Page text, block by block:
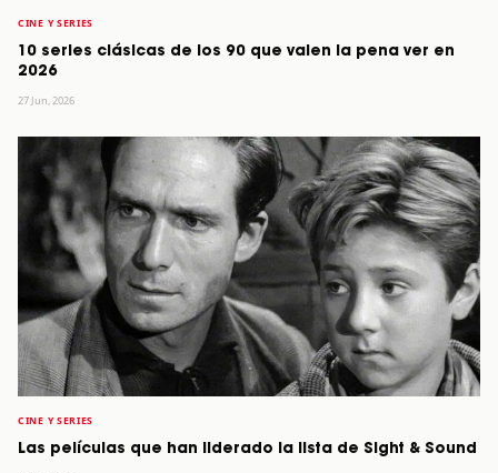
CINE Y SERIES
10 series clásicas de los 90 que valen la pena ver en
2026
27 Jun, 2026
CINE Y SERIES
Las películas que han liderado la lista de Sight & Sound